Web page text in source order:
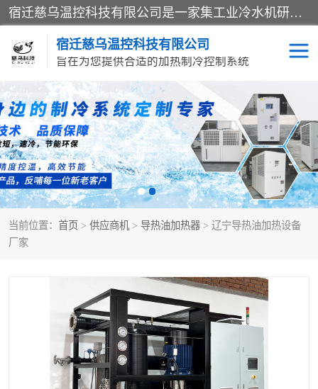
宿迁慈乌温控科技有限公司是一家集工业冷水机研发、制造、营销、服务于一体的技术生产型企业，经营范围包括：冷水机、螺杆式冷水机组、工业冷水机、水冷式冷水机、风冷式冷水机组、风冷螺杆式冷冻机组、冷冻机、注塑专用冷水机、混泥土专用冷水机、低温防爆冷水机组等。专业温控设备供应商 模温机/冷水机/导热油炉定制服务等
宿迁慈乌温控科技有限公司
旨在为您提供合适的加热制冷控制系统
当前位置： 首页 > 供应商机 > 导热油加热器 > 辽宁导热油加热设备
厂家
冷水机 模温机
导热油加热器